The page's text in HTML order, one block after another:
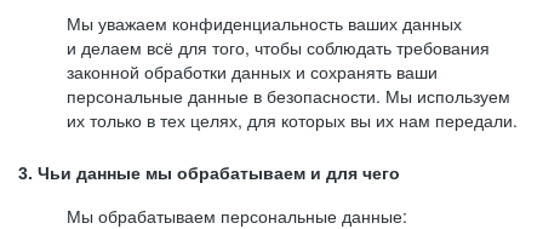
Мы уважаем конфиденциальность ваших данных
и делаем всё для того, чтобы соблюдать требования
законной обработки данных и сохранять ваши
персональные данные в безопасности. Мы используем
их только в тех целях, для которых вы их нам передали.
3. Чьи данные мы обрабатываем и для чего
Мы обрабатываем персональные данные: